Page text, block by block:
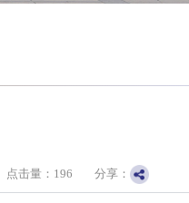
点击量： 196 分享：